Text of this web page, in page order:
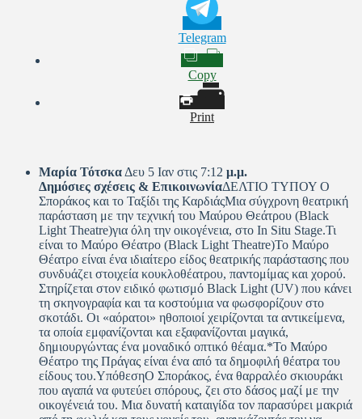
Telegram
Copy
Print
Μαρία Τότσκα Δευ 5 Ιαν στις 7:12 μ.μ.
Δημόσιες σχέσεις & ΕπικοινωνίαΔΕΛΤΙΟ ΤΥΠΟΥ Ο
Σποράκος και το Ταξίδι της ΚαρδιάςΜια σύγχρονη θεατρική
παράσταση με την τεχνική του Μαύρου Θεάτρου (Black
Light Theatre)για όλη την οικογένεια, στο In Situ Stage.Τι
είναι το Μαύρο Θέατρο (Black Light Theatre)To Μαύρο
Θέατρο είναι ένα ιδιαίτερο είδος θεατρικής παράστασης που
συνδυάζει στοιχεία κουκλοθέατρου, παντομίμας και χορού.
Στηρίζεται στον ειδικό φωτισμό Black Light (UV) που κάνει
τη σκηνογραφία και τα κοστούμια να φωσφορίζουν στο
σκοτάδι. Οι «αόρατοι» ηθοποιοί χειρίζονται τα αντικείμενα,
τα οποία εμφανίζονται και εξαφανίζονται μαγικά,
δημιουργώντας ένα μοναδικό οπτικό θέαμα.*Το Μαύρο
Θέατρο της Πράγας είναι ένα από τα δημοφιλή θέατρα του
είδους του.ΥπόθεσηΟ Σποράκος, ένα θαρραλέο σκιουράκι
που αγαπά να φυτεύει σπόρους, ζει στο δάσος μαζί με την
οικογένειά του. Μια δυνατή καταιγίδα τον παρασύρει μακριά